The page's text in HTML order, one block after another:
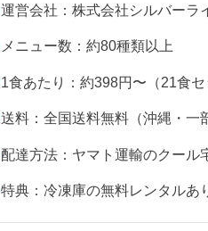
運営会社：株式会社シルバーラ
メニュー数：約80種類以上
1食あたり：約398円〜（21食セ
送料：全国送料無料（沖縄・一
配達方法：ヤマト運輸のクール
特典：冷凍庫の無料レンタルあ